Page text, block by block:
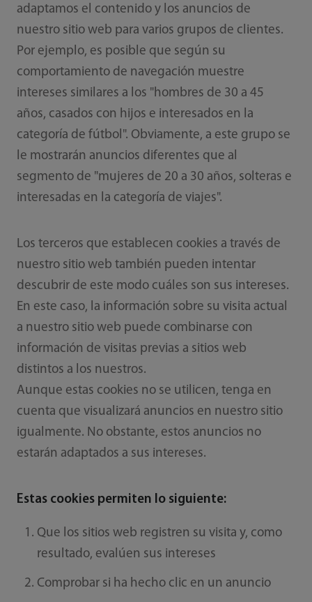
adaptamos el contenido y los anuncios de
nuestro sitio web para varios grupos de clientes.
Por ejemplo, es posible que según su
comportamiento de navegación muestre
intereses similares a los "hombres de 30 a 45
años, casados con hijos e interesados en la
categoría de fútbol". Obviamente, a este grupo se
le mostrarán anuncios diferentes que al
segmento de "mujeres de 20 a 30 años, solteras e
interesadas en la categoría de viajes".
Los terceros que establecen cookies a través de
nuestro sitio web también pueden intentar
descubrir de este modo cuáles son sus intereses.
En este caso, la información sobre su visita actual
a nuestro sitio web puede combinarse con
información de visitas previas a sitios web
distintos a los nuestros.
Aunque estas cookies no se utilicen, tenga en
cuenta que visualizará anuncios en nuestro sitio
igualmente. No obstante, estos anuncios no
estarán adaptados a sus intereses.
Estas cookies permiten lo siguiente:
Que los sitios web registren su visita y, como
resultado, evalúen sus intereses
Comprobar si ha hecho clic en un anuncio